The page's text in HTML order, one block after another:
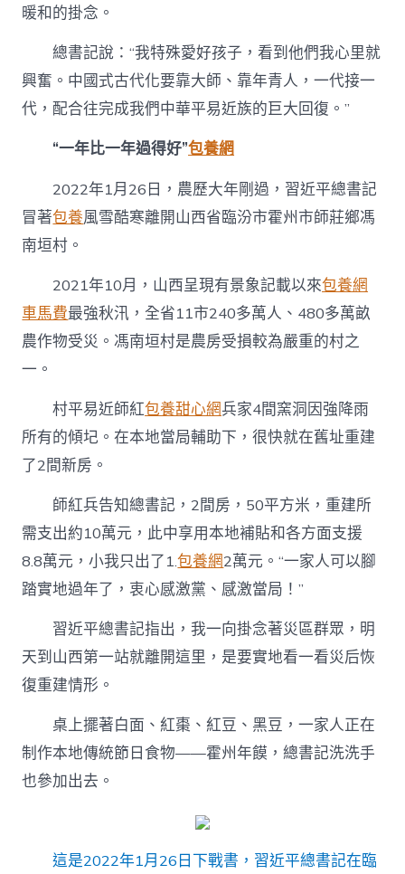
暖和的掛念。
總書記說：“我特殊愛好孩子，看到他們我心里就
興奮。中國式古代化要靠大師、靠年青人，一代接一
代，配合往完成我們中華平易近族的巨大回復。”
“一年比一年過得好”包養網
2022年1月26日，農歷大年剛過，習近平總書記
冒著包養風雪酷寒離開山西省臨汾市霍州市師莊鄉馮
南垣村。
2021年10月，山西呈現有景象記載以來包養網
車馬費最強秋汛，全省11市240多萬人、480多萬畝
農作物受災。馮南垣村是農房受損較為嚴重的村之
一。
村平易近師紅包養甜心網兵家4間窯洞因強降雨
所有的傾圮。在本地當局輔助下，很快就在舊址重建
了2間新房。
師紅兵告知總書記，2間房，50平方米，重建所
需支出約10萬元，此中享用本地補貼和各方面支援
8.8萬元，小我只出了1.包養網2萬元。“一家人可以腳
踏實地過年了，衷心感激黨、感激當局！”
習近平總書記指出，我一向掛念著災區群眾，明
天到山西第一站就離開這里，是要實地看一看災后恢
復重建情形。
桌上擺著白面、紅棗、紅豆、黑豆，一家人正在
制作本地傳統節日食物——霍州年饃，總書記洗洗手
也參加出去。
這是2022年1月26日下戰書，習近平總書記在臨